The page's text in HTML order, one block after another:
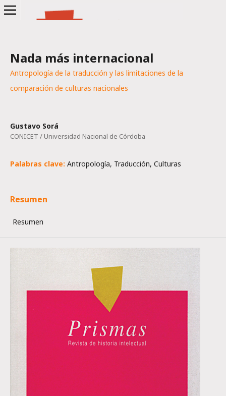
Nada más internacional
Antropología de la traducción y las limitaciones de la
comparación de culturas nacionales
Gustavo Sorá
CONICET / Universidad Nacional de Córdoba
Palabras clave: Antropología, Traducción, Culturas
Resumen
Resumen